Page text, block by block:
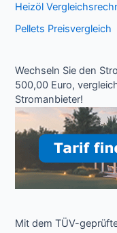
Heizöl
Pellets Preisvergleich
Wechseln Sie den
500,00 Euro,
Stromanbieter!
Mit dem TÜV-